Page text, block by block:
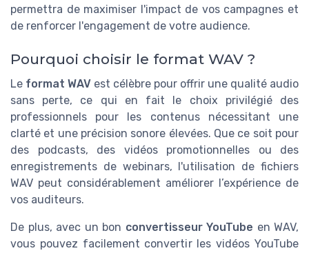
permettra de maximiser l'impact de vos campagnes et
de renforcer l'engagement de votre audience.
Pourquoi choisir le format WAV ?
Le format WAV est célèbre pour offrir une qualité audio
sans perte, ce qui en fait le choix privilégié des
professionnels pour les contenus nécessitant une
clarté et une précision sonore élevées. Que ce soit pour
des podcasts, des vidéos promotionnelles ou des
enregistrements de webinars, l'utilisation de fichiers
WAV peut considérablement améliorer l’expérience de
vos auditeurs.
De plus, avec un bon convertisseur YouTube en WAV,
vous pouvez facilement convertir les vidéos YouTube